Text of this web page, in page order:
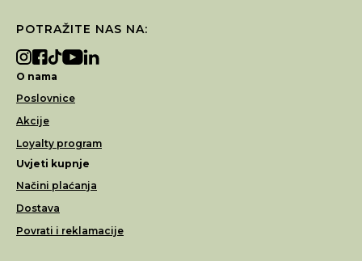
POTRAŽITE NAS NA:
O nama
Poslovnice
Akcije
Loyalty program
Uvjeti kupnje
Načini plaćanja
Dostava
Povrati i reklamacije